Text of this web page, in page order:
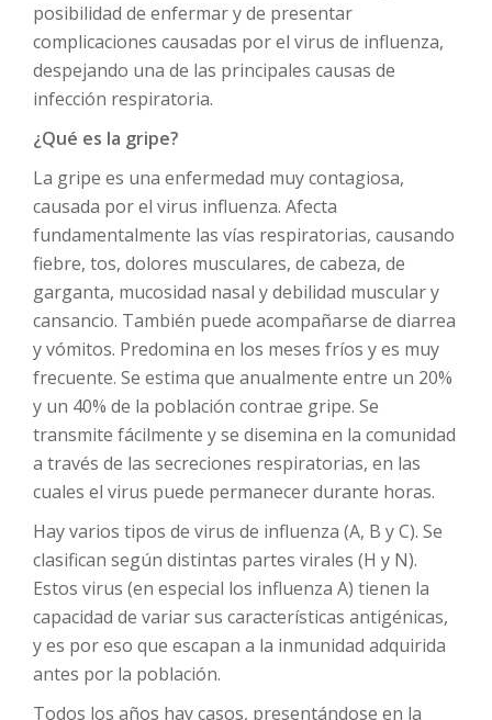
posibilidad de enfermar y de presentar
complicaciones causadas por el virus de influenza,
despejando una de las principales causas de
infección respiratoria.
¿Qué es la gripe?
La gripe es una enfermedad muy contagiosa,
causada por el virus influenza. Afecta
fundamentalmente las vías respiratorias, causando
fiebre, tos, dolores musculares, de cabeza, de
garganta, mucosidad nasal y debilidad muscular y
cansancio. También puede acompañarse de diarrea
y vómitos. Predomina en los meses fríos y es muy
frecuente. Se estima que anualmente entre un 20%
y un 40% de la población contrae gripe. Se
transmite fácilmente y se disemina en la comunidad
a través de las secreciones respiratorias, en las
cuales el virus puede permanecer durante horas.
Hay varios tipos de virus de influenza (A, B y C). Se
clasifican según distintas partes virales (H y N).
Estos virus (en especial los influenza A) tienen la
capacidad de variar sus características antigénicas,
y es por eso que escapan a la inmunidad adquirida
antes por la población.
Todos los años hay casos, presentándose en la